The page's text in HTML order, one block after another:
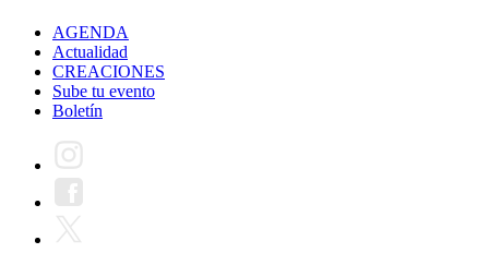
AGENDA
Actualidad
CREACIONES
Sube tu evento
Boletín